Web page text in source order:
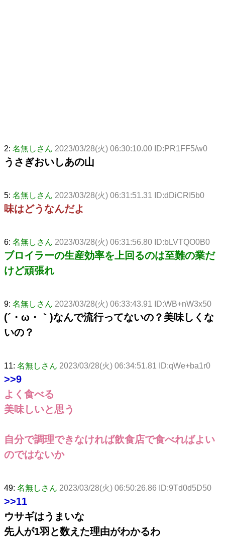
2: 名無しさん 2023/03/28(火) 06:30:10.00 ID:PR1FF5/w0
うさぎおいしあの山
5: 名無しさん 2023/03/28(火) 06:31:51.31 ID:dDiCRI5b0
味はどうなんだよ
6: 名無しさん 2023/03/28(火) 06:31:56.80 ID:bLVTQO0B0
ブロイラーの生産効率を上回るのは至難の業だ
けど頑張れ
9: 名無しさん 2023/03/28(火) 06:33:43.91 ID:WB+nW3x50
(´・ω・｀)なんで流行ってないの？美味しくな
いの？
11: 名無しさん 2023/03/28(火) 06:34:51.81 ID:qWe+ba1r0
>>9
よく食べる
美味しいと思う
自分で調理できなければ飲食店で食べればよい
のではないか
49: 名無しさん 2023/03/28(火) 06:50:26.86 ID:9Td0d5D50
>>11
ウサギはうまいな
先人が1羽と数えた理由がわかるわ